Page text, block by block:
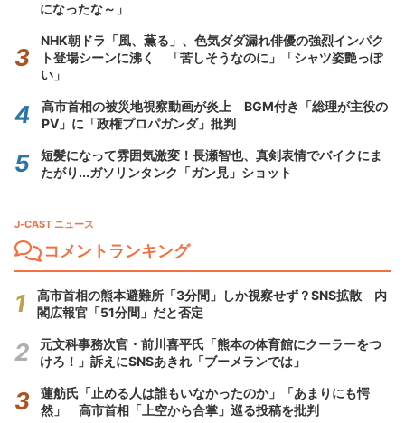
になったな～」
NHK朝ドラ「風、薫る」、色気ダダ漏れ俳優の強烈インパク
ト登場シーンに沸く 「苦しそうなのに」「シャツ姿艶っぽ
い」
高市首相の被災地視察動画が炎上 BGM付き「総理が主役の
PV」に「政権プロパガンダ」批判
短髪になって雰囲気激変！長瀬智也、真剣表情でバイクにま
たがり...ガソリンタンク「ガン見」ショット
J-CAST ニュース
コメントランキング
高市首相の熊本避難所「3分間」しか視察せず？SNS拡散 内
閣広報官「51分間」だと否定
元文科事務次官・前川喜平氏「熊本の体育館にクーラーをつ
けろ！」訴えにSNSあきれ「ブーメランでは」
蓮舫氏「止める人は誰もいなかったのか」「あまりにも愕
然」 高市首相「上空から合掌」巡る投稿を批判